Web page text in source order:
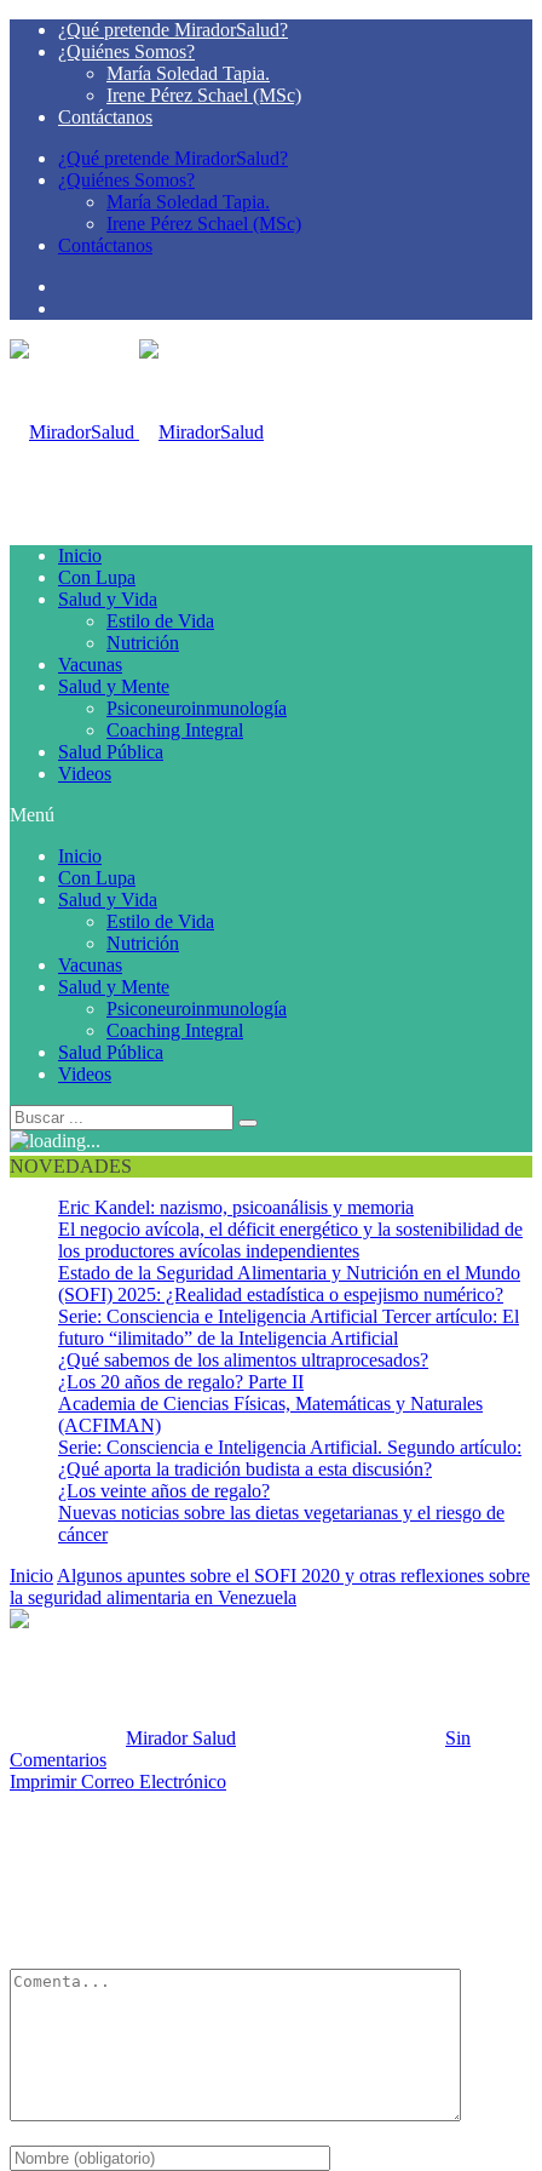
¿Qué pretende MiradorSalud?
¿Quiénes Somos?
María Soledad Tapia.
Irene Pérez Schael (MSc)
Contáctanos
¿Qué pretende MiradorSalud?
¿Quiénes Somos?
María Soledad Tapia.
Irene Pérez Schael (MSc)
Contáctanos
Inicio
Con Lupa
Salud y Vida
Estilo de Vida
Nutrición
Vacunas
Salud y Mente
Psiconeuroinmunología
Coaching Integral
Salud Pública
Videos
Menú
Inicio
Con Lupa
Salud y Vida
Estilo de Vida
Nutrición
Vacunas
Salud y Mente
Psiconeuroinmunología
Coaching Integral
Salud Pública
Videos
NOVEDADES
Eric Kandel: nazismo, psicoanálisis y memoria
El negocio avícola, el déficit energético y la sostenibilidad de
los productores avícolas independientes
Estado de la Seguridad Alimentaria y Nutrición en el Mundo
(SOFI) 2025: ¿Realidad estadística o espejismo numérico?
Serie: Consciencia e Inteligencia Artificial Tercer artículo: El
futuro “ilimitado” de la Inteligencia Artificial
¿Qué sabemos de los alimentos ultraprocesados?
¿Los 20 años de regalo? Parte II
Academia de Ciencias Físicas, Matemáticas y Naturales
(ACFIMAN)
Serie: Consciencia e Inteligencia Artificial. Segundo artículo:
¿Qué aporta la tradición budista a esta discusión?
¿Los veinte años de regalo?
Nuevas noticias sobre las dietas vegetarianas y el riesgo de
cáncer
Inicio Algunos apuntes sobre el SOFI 2020 y otras reflexiones sobre
la seguridad alimentaria en Venezuela
Mirador Salud
Sin
Comentarios
Imprimir Correo Electrónico